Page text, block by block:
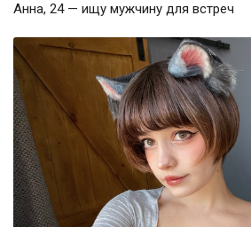
Анна, 24 — ищу мужчину для встреч